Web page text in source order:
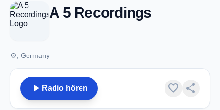
A 5 Recordings
place , Germany
play_arrow Radio hören favorite share